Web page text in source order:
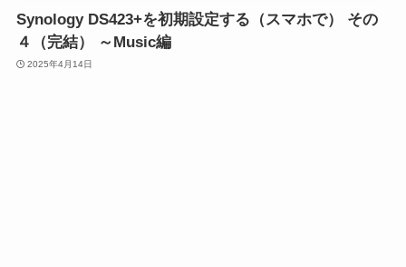
Synology DS423+を初期設定する（スマホで） その
４（完結） ～Music編
2025年4月14日